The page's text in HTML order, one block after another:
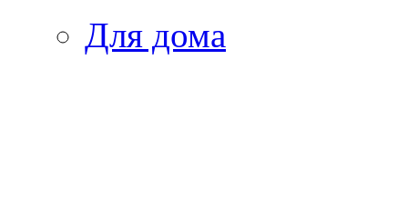
Для дома